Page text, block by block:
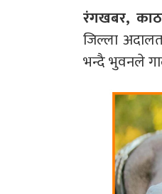
रंगखबर,
जिल्ला
भन्दै भुवनले